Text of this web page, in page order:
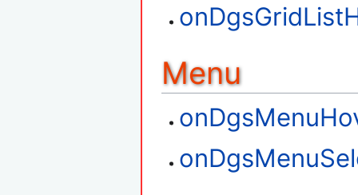
Menu